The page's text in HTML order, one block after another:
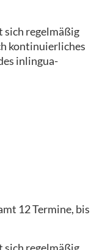
regelmäßig
kontinuierliches
inlingua-
12 Termine, bis